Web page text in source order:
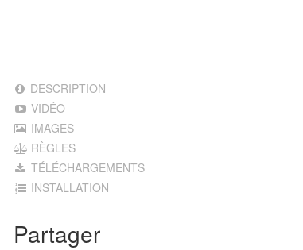
DESCRIPTION
VIDÉO
IMAGES
RÈGLES
TÉLÉCHARGEMENTS
INSTALLATION
Partager